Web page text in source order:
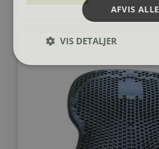
AFVIS ALLE
VIS DETALJER